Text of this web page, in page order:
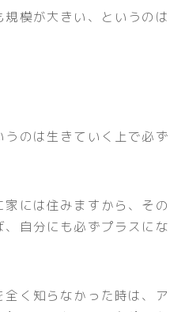
模が大きい、というのは
のは生きていく上で必ず
には住みますから、その
自分にも必ずプラスにな
く知らなかった時は、ア